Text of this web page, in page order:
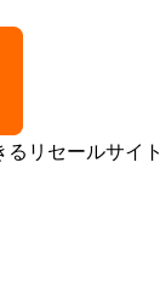
リセールサイト